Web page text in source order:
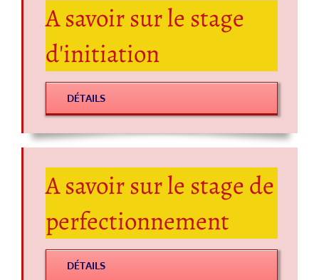
A savoir sur le stage
d'initiation
DÉTAILS
A savoir sur le stage de
perfectionnement
DÉTAILS